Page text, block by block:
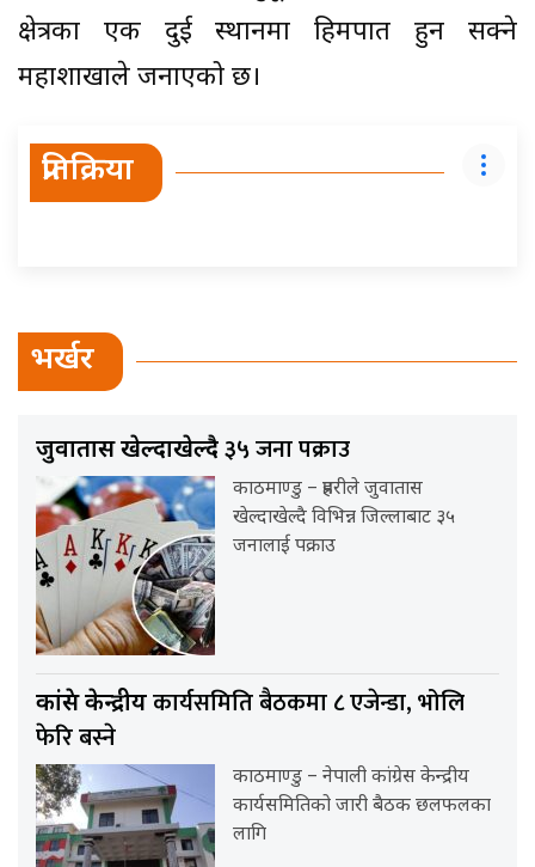
क्षेत्रका एक दुई स्थानमा हिमपात हुन सक्ने
महाशाखाले जनाएको छ।
प्रतिक्रिया
भर्खर
जुवातास खेल्दाखेल्दै३५ जना पक्राउ
काठमाण्डु – प्रहरीले जुवातास
खेल्दाखेल्दै विभिन्न जिल्लाबाट ३५
जनालाई पक्राउ
कांग्रेस केन्द्रीयकार्यसमिति बैठकमा ८ एजेन्डा, भोलि
फेरि बस्ने
काठमाण्डु – नेपाली कांग्रेस केन्द्रीय
कार्यसमितिको जारी बैठक छलफलका
लागि